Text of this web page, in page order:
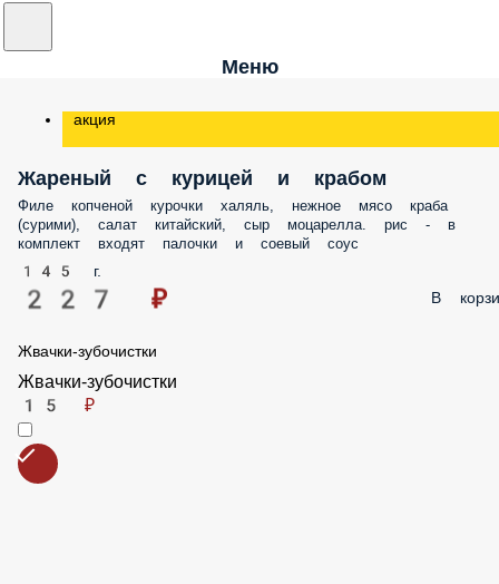
Меню
акция
Жареный с курицей и крабом
Филе копченой курочки халяль, нежное мясо краба
(сурими), салат китайский, сыр моцарелла. рис - в
комплект входят палочки и соевый соус
145 г.
227 ₽ В
Жвачки-зубочистки
Жвачки-зубочистки
15 ₽